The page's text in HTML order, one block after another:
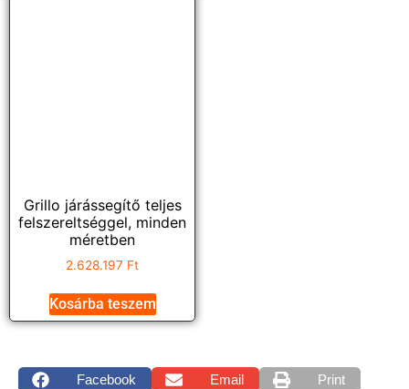
Grillo járássegítő teljes
felszereltséggel, minden
méretben
2.628.197 Ft
Kosárba teszem
Facebook Email Print